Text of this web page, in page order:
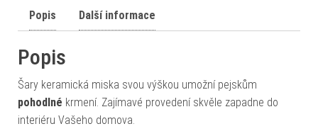
Popis Další informace
Popis
Šary keramická miska svou výškou umožní pejskům
pohodlné krmení. Zajímavé provedení skvěle zapadne do
interiéru Vašeho domova.